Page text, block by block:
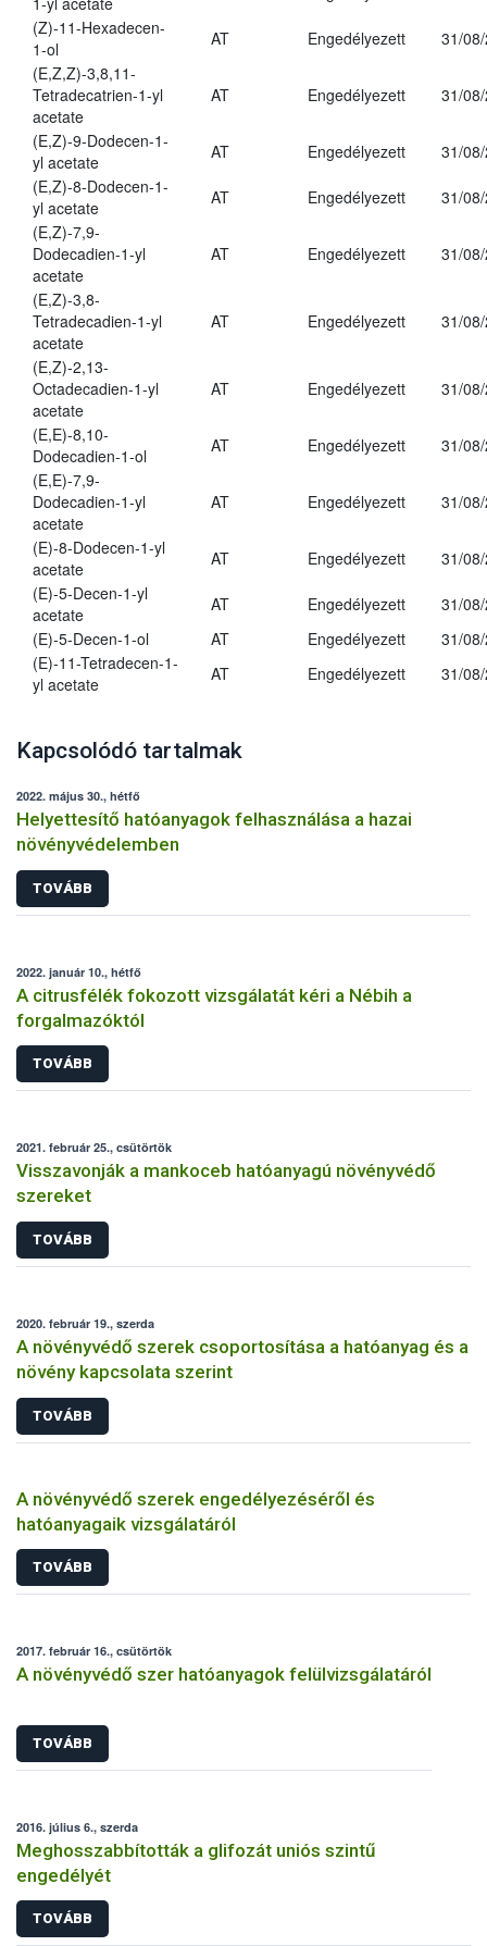
(Z)-11-Hexadecen-
1-ol
AT Engedélyezett
31/
(E,Z,Z)-3,8,11-
Tetradecatrien-1-yl
acetate
AT Engedélyezett 31/
(E,Z)-9-Dodecen-1-
yl acetate
AT Engedélyezett
31/
(E,Z)-8-Dodecen-1-
yl acetate
AT Engedélyezett
31/
(E,Z)-7,9-
Dodecadien-1-yl
acetate
AT Engedélyezett 31/
(E,Z)-3,8-
Tetradecadien-1-yl
acetate
AT Engedélyezett 31/
(E,Z)-2,13-
Octadecadien-1-yl
acetate
AT Engedélyezett 31/
(E,E)-8,10-
Dodecadien-1-ol
AT Engedélyezett
31/
(E,E)-7,9-
Dodecadien-1-yl
acetate
AT Engedélyezett 31/
(E)-8-Dodecen-1-yl
acetate
AT Engedélyezett
31/
(E)-5-Decen-1-yl
acetate
AT Engedélyezett
31/
(E)-5-Decen-1-ol
AT Engedélyezett
31/
(E)-11-Tetradecen-1-
yl acetate
AT Engedélyezett 31/
Kapcsolódó tartalmak
2022. május 30., hétfő
Helyettesítő hatóanyagok felhasználása a hazai
növényvédelemben
TOVÁBB
2022. január 10., hétfő
A citrusfélék fokozott vizsgálatát kéri a Nébih a
forgalmazóktól
TOVÁBB
2021. február 25., csütörtök
Visszavonják a mankoceb hatóanyagú növényvédő
szereket
TOVÁBB
2020. február 19., szerda
A növényvédő szerek csoportosítása a hatóanyag és a
növény kapcsolata szerint
TOVÁBB
A növényvédő szerek engedélyezéséről és
hatóanyagaik vizsgálatáról
TOVÁBB
2017. február 16., csütörtök
A növényvédő szer hatóanyagok felülvizsgálatáról
TOVÁBB
2016. július 6., szerda
Meghosszabbították a glifozát uniós szintű
engedélyét
TOVÁBB